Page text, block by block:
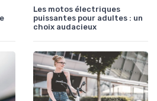
Les motos électriques
puissantes pour adultes : un
choix audacieux